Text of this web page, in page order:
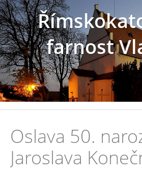
farnost
Oslava 50.
Jaroslava